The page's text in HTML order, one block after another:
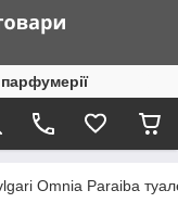
Omnia Paraiba